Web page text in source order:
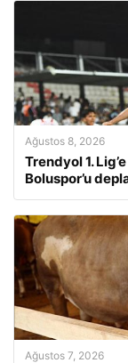
Ağustos 8, 2026
Trendyol 1.
Boluspor’u
Ağustos 7, 2026